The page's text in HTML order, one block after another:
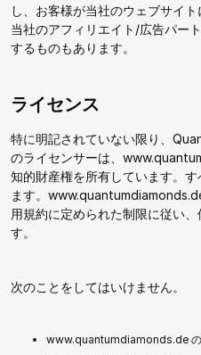
し、お客様が当社のウェブサイ
当社のアフィリエイト/広告パー
するものもあります。
ライセンス
特に明記されていない限り、
のライセンサーは、
知的財産権を所有しています。
ます。
用規約に定められた制限に従い
す。
次のことをしてはいけません。
www.quantumdiamonds.de の